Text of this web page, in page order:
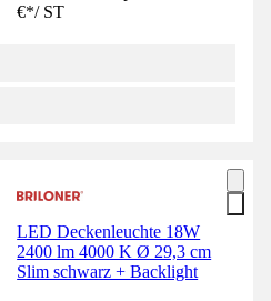
€*/ ST
LED Deckenleuchte 18W
2400 lm 4000 K Ø 29,3 cm
Slim schwarz + Backlight